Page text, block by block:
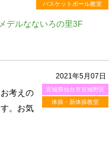
バスケットボール教室
デルなないろの里3F
2021年5月07日
宮城県仙台市宮城野区
体操・新体操教室
考えの
。お気